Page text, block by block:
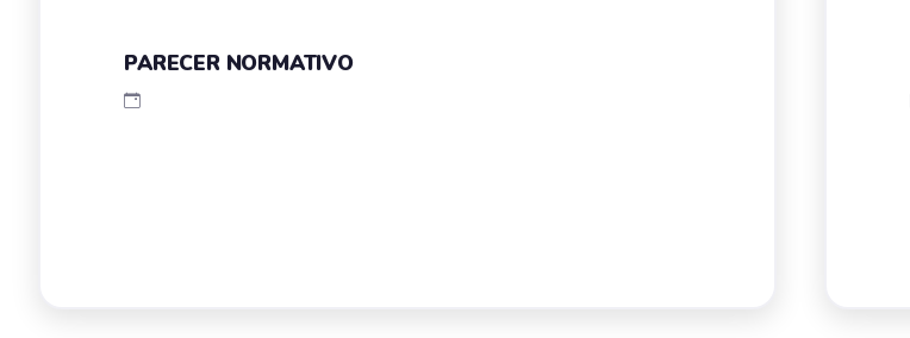
PARECER NORMATIVO